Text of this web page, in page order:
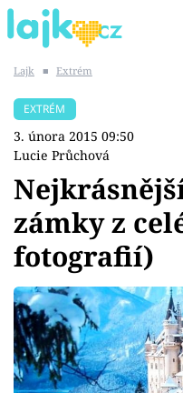
SHOPAHOLICADEL
Témata
Showbyznys
Youtubeři
Virály
Lajk ■ Extrém
EXTRÉM
3. února 2015 09:50
Lucie Průchová
zámky z
fotografií)